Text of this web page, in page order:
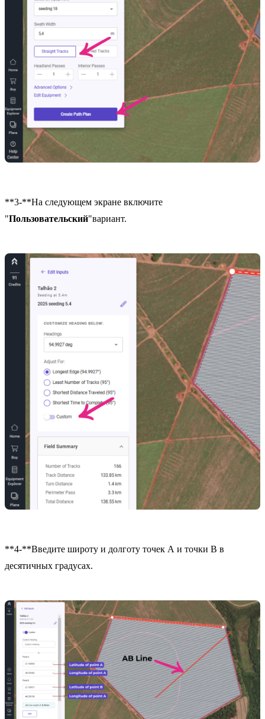
**3-**На следующем экране включите
"Пользовательский"вариант.
**4-**Введите широту и долготу точек А и точки В в
десятичных градусах.